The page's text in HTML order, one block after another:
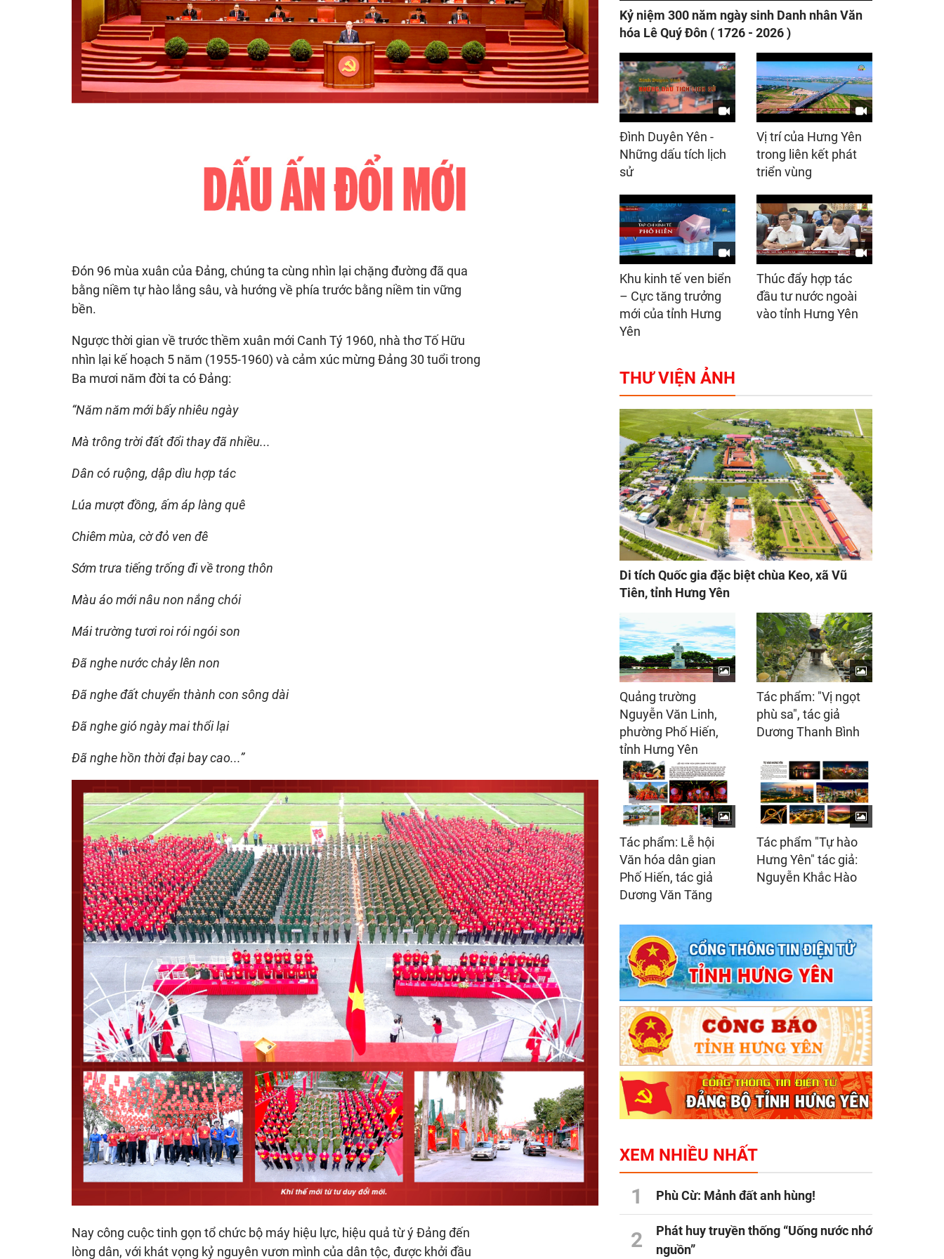
Đón 96 mùa xuân của Đảng, chúng ta cùng nhìn lại chặng đường đã qua
bằng niềm tự hào lắng sâu, và hướng về phía trước bằng niềm tin vững
bền.
Ngược thời gian về trước thềm xuân mới Canh Tý 1960, nhà thơ Tố Hữu
nhìn lại kế hoạch 5 năm (1955-1960) và cảm xúc mừng Đảng 30 tuổi trong
Ba mươi năm đời ta có Đảng:
“Năm năm mới bấy nhiêu ngày
Mà trông trời đất đổi thay đã nhiều...
Dân có ruộng, dập dìu hợp tác
Lúa mượt đồng, ấm áp làng quê
Chiêm mùa, cờ đỏ ven đê
Sớm trưa tiếng trống đi về trong thôn
Màu áo mới nâu non nắng chói
Mái trường tươi roi rói ngói son
Đã nghe nước chảy lên non
Đã nghe đất chuyển thành con sông dài
Đã nghe gió ngày mai thổi lại
Đã nghe hồn thời đại bay cao...”
Nay công cuộc tinh gọn tổ chức bộ máy hiệu lực, hiệu quả từ ý Đảng đến
lòng dân, với khát vọng kỷ nguyên vươn mình của dân tộc, được khởi đầu
Kỷ niệm 300 năm ngày sinh Danh nhân Văn
hóa Lê Quý Đôn ( 1726 - 2026 )
Đình Duyên Yên -
Những dấu tích lịch
sử
Vị trí của Hưng Yên
trong liên kết phát
triển vùng
Khu kinh tế ven biển
– Cực tăng trưởng
mới của tỉnh Hưng
Yên
Thúc đẩy hợp tác
đầu tư nước ngoài
vào tỉnh Hưng Yên
THƯ VIỆN ẢNH
Di tích Quốc gia đặc biệt chùa Keo, xã Vũ
Tiên, tỉnh Hưng Yên
Quảng trường
Nguyễn Văn Linh,
phường Phố Hiến,
tỉnh Hưng Yên
Tác phẩm: "Vị ngọt
phù sa", tác giả
Dương Thanh Bình
Tác phẩm: Lễ hội
Văn hóa dân gian
Phố Hiến, tác giả
Dương Văn Tăng
Tác phẩm "Tự hào
Hưng Yên" tác giả:
Nguyễn Khắc Hào
XEM NHIỀU NHẤT
1 Phù Cừ: Mảnh đất anh hùng!
2
Phát huy truyền thống “Uống nước nhớ
nguồn”